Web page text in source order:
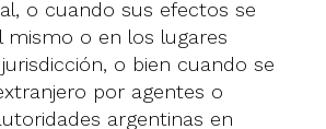
o cuando sus efectos se
mismo o en los lugares
o bien cuando se
por agentes o
argentinas en